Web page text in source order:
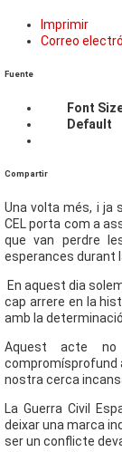
Imprimir
Correo
Fuente
Font
Default
Compartir
Una volta més, i ja
CEL porta com a
que van perdre
esperances durant
En aquest dia
cap arrere en la
amb la
Aquest acte
compromísprofund
nostra cerca
La Guerra Civil
deixar una marca
ser un conflicte